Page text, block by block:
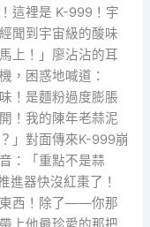
這裡是 K-999！宇
聞到宇宙級的酸味
上！」廖沾沾的耳
，困惑地喊道：
！是麵粉過度膨脹
！我的陳年老蒜泥
」對面傳來K-999崩
：「重點不是蒜
進器快沒紅棗了！
東西！除了——你那